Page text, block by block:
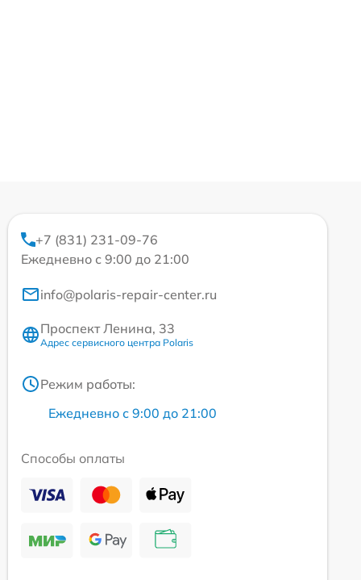
+7 (831) 231-09-76
Ежедневно с 9:00 до 21:00
info@polaris-repair-center.ru
Проспект Ленина, 33
Адрес сервисного центра Polaris
Режим работы:
Ежедневно с 9:00 до 21:00
Способы оплаты